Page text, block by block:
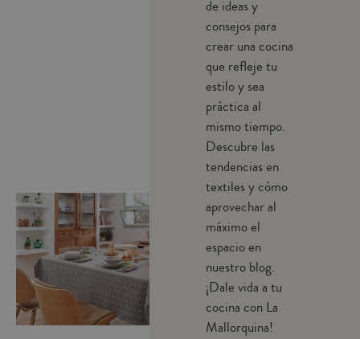
de ideas y
consejos para
crear una cocina
que refleje tu
estilo y sea
práctica al
mismo tiempo.
Descubre las
tendencias en
textiles y cómo
aprovechar al
máximo el
espacio en
nuestro blog.
¡Dale vida a tu
cocina con La
Mallorquina!